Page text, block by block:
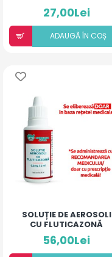
(LĂMÂIE)
27,00Lei
ADAUGÃ ÎN COȘ
SOLUȚIE DE AEROSOLI
CU FLUTICAZONĂ
(20ML)
56,00Lei